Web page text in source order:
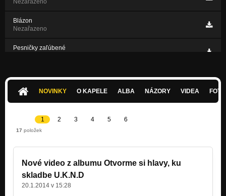
Blázon
Nezařazeno
Pesničky zaľúbené
Bez Zmyslov (feat. Edit Andel-Kovac)
NOVINKY O KAPELE ALBA NÁZORY VIDEA
1 2 3 4 5 6
17 položek
Nové video z albumu Otvorme si hlavy, ku
skladbe U.K.N.D
20.1.2014 v 15:28